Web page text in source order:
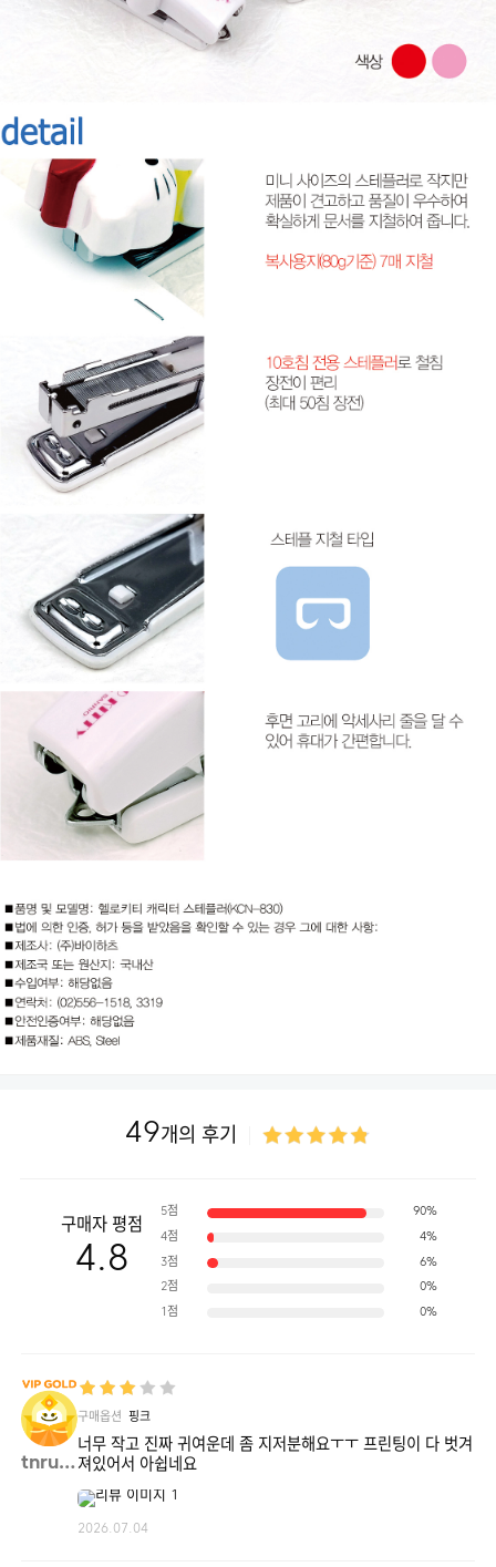
49개의 후기
구매자 평점
4.8
5점 90%
4점 4%
3점 6%
2점 0%
1점 0%
tnrud**
구매옵션 핑크
너무 작고 진짜 귀여운데 좀 지저분해요ㅜㅜ 프린팅이 다 벗겨
져있어서 아쉽네요
2026.07.04